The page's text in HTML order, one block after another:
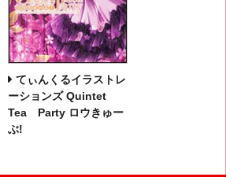
てぃんくるイラストレ
ーションズ Quintet
Tea Party ロウきゅー
ぶ!